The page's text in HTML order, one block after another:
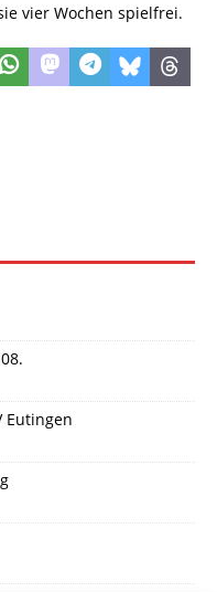
vier Wochen spielfrei.
Eutingen